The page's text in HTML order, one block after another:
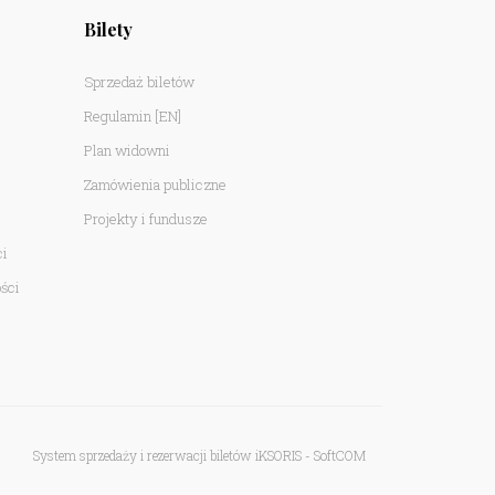
Bilety
Sprzedaż biletów
Regulamin [EN]
Plan widowni
Zamówienia publiczne
Projekty i fundusze
System sprzedaży i rezerwacji biletów iKSORIS - SoftCOM